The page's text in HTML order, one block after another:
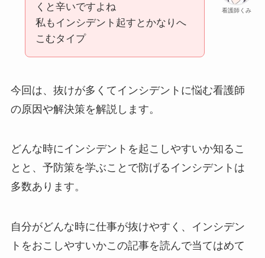
看護師くみ
くと辛いですよね
私もインシデント起すとかなりへ
こむタイプ
今回は、抜けが多くてインシデントに悩む看護師
の原因や解決策を解説します。
どんな時にインシデントを起こしやすいか知るこ
とと、予防策を学ぶことで防げるインシデントは
多数あります。
自分がどんな時に仕事が抜けやすく、インシデン
トをおこしやすいかこの記事を読んで当てはめて